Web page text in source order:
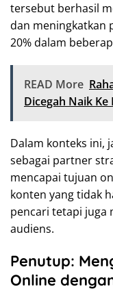
tersebut berhasil
dan meningkatkan
20% dalam
READ More
Dicegah Naik Ke
Dalam konteks ini,
sebagai partner
mencapai tujuan
konten yang tidak
pencari tetapi juga
audiens.
Penutup:
Online